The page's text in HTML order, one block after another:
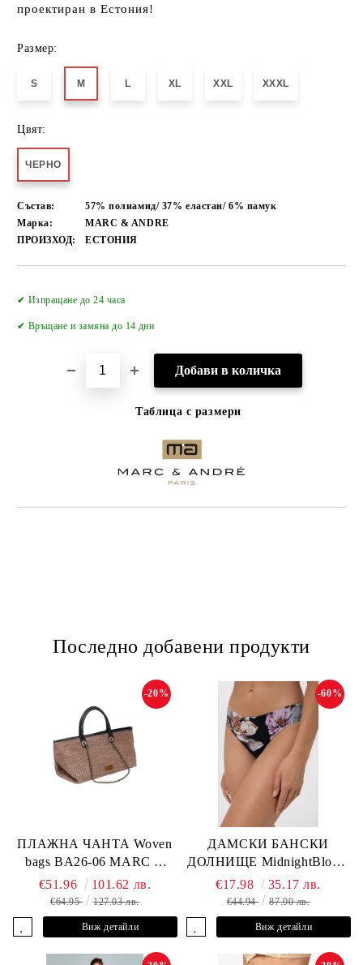
проектиран в Естония!
Размер:
S M L XL XXL XXXL
Цвят:
ЧЕРНО
Състав:
57% полиамид/ 37% еластан/ 6% памук
Марка:
MARC & ANDRE
ПРОИЗХОД:
ЕСТОНИЯ
✔ Изпращане до 24 часа
✔ Връщане и замяна до 14 дни
Таблица с размери
Последно добавени продукти
ПЛАЖНА ЧАНТА Woven
bags BA26-06 MARC &
ANDRE
-20%
€51.96 101.62 лв.
€64.95 127.03 лв.
Виж детайли
ДАМСКИ БАНСКИ
ДОЛНИЩЕ MidnightBloom
L2505-Z-MCR MARC &
ANDRE
-60%
€17.98 35.17 лв.
€44.94 87.90 лв.
Виж детайли